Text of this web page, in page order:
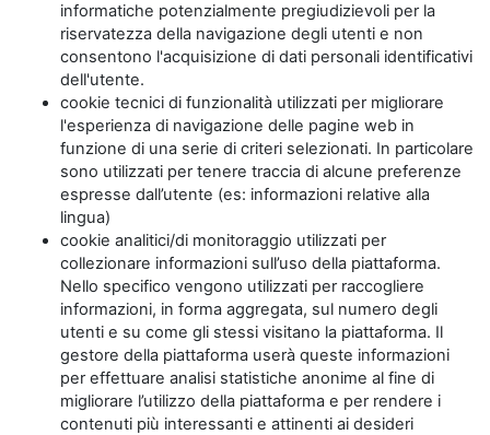
informatiche potenzialmente pregiudizievoli per la
riservatezza della navigazione degli utenti e non
consentono l'acquisizione di dati personali identificativi
dell'utente.
cookie tecnici di funzionalità utilizzati per migliorare
l'esperienza di navigazione delle pagine web in
funzione di una serie di criteri selezionati. In particolare
sono utilizzati per tenere traccia di alcune preferenze
espresse dall’utente (es: informazioni relative alla
lingua)
cookie analitici/di monitoraggio utilizzati per
collezionare informazioni sull’uso della piattaforma.
Nello specifico vengono utilizzati per raccogliere
informazioni, in forma aggregata, sul numero degli
utenti e su come gli stessi visitano la piattaforma. Il
gestore della piattaforma userà queste informazioni
per effettuare analisi statistiche anonime al fine di
migliorare l’utilizzo della piattaforma e per rendere i
contenuti più interessanti e attinenti ai desideri